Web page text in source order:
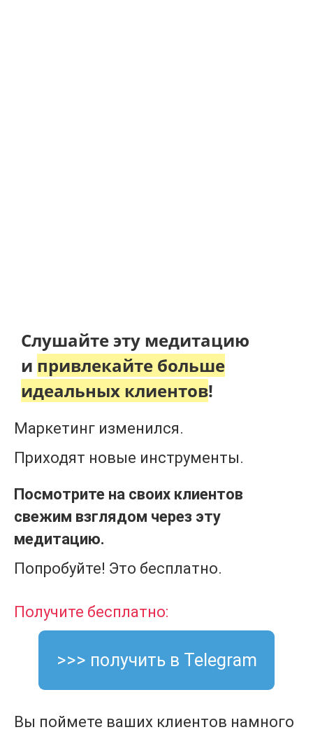
Слушайте эту медитацию
и привлекайте больше
идеальных клиентов!
Маркетинг изменился.
Приходят новые инструменты.
Посмотрите на своих клиентов
свежим взглядом через эту
медитацию.
Попробуйте! Это бесплатно.
Получите бесплатно:
>>> получить в Telegram
Вы поймете ваших клиентов намного